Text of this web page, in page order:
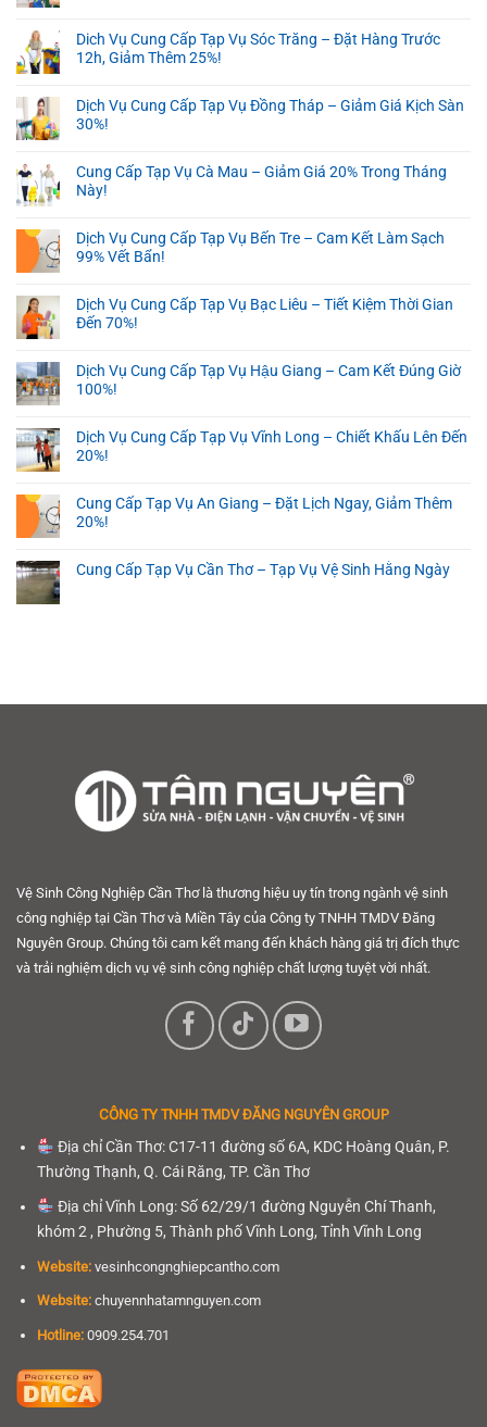
Dich Vụ Cung Cấp Tạp Vụ Sóc Trăng – Đặt Hàng Trước
12h, Giảm Thêm 25%!
Dịch Vụ Cung Cấp Tạp Vụ Đồng Tháp – Giảm Giá Kịch Sàn
30%!
Cung Cấp Tạp Vụ Cà Mau – Giảm Giá 20% Trong Tháng
Này!
Dịch Vụ Cung Cấp Tạp Vụ Bến Tre – Cam Kết Làm Sạch
99% Vết Bẩn!
Dịch Vụ Cung Cấp Tạp Vụ Bạc Liêu – Tiết Kiệm Thời Gian
Đến 70%!
Dịch Vụ Cung Cấp Tạp Vụ Hậu Giang – Cam Kết Đúng Giờ
100%!
Dịch Vụ Cung Cấp Tạp Vụ Vĩnh Long – Chiết Khấu Lên Đến
20%!
Cung Cấp Tạp Vụ An Giang – Đặt Lịch Ngay, Giảm Thêm
20%!
Cung Cấp Tạp Vụ Cần Thơ – Tạp Vụ Vệ Sinh Hằng Ngày
Vệ Sinh Công Nghiệp Cần Thơ là thương hiệu uy tín trong ngành vệ sinh
công nghiệp tại Cần Thơ và Miền Tây của Công ty TNHH TMDV Đăng
Nguyên Group. Chúng tôi cam kết mang đến khách hàng giá trị đích thực
và trải nghiệm dịch vụ vệ sinh công nghiệp chất lượng tuyệt vời nhất.
CÔNG TY TNHH TMDV ĐĂNG NGUYÊN GROUP
Địa chỉ Cần Thơ: C17-11 đường số 6A, KDC Hoàng Quân, P.
Thường Thạnh, Q. Cái Răng, TP. Cần Thơ
Địa chỉ Vĩnh Long: Số 62/29/1 đường Nguyễn Chí Thanh,
khóm 2 , Phường 5, Thành phố Vĩnh Long, Tỉnh Vĩnh Long
Website: vesinhcongnghiepcantho.com
Website: chuyennhatamnguyen.com
Hotline: 0909.254.701